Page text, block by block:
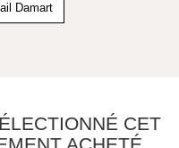
Damart
CET